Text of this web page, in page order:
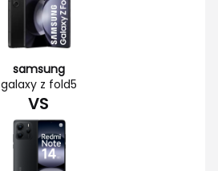
samsung
galaxy z fold5
VS